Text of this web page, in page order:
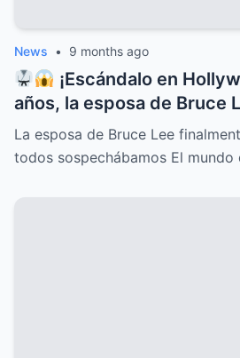
News • 9 months ago
¡Escándalo en
años, la esposa de Bruce
rompe el silencio y revela
sospechábamos: secretos
La esposa de Bruce Lee
todos sospechábamos El